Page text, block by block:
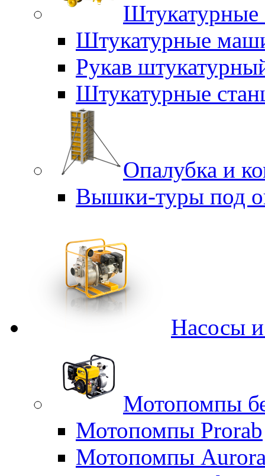
Штукатурные
Штукатурные
Рукав
Штукатурные
Опалубка и
Вышки-туры под
Насосы
Мотопомпы
Мотопомпы Prorab
Мотопомпы